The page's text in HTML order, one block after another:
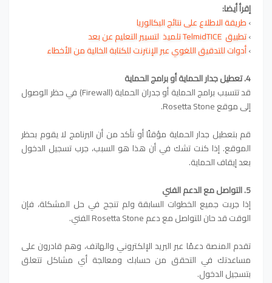
إقرأ أيضا:
›طريقة الاطلاع على نتائج البكالوريا
›تطبيق TelmidTICE تلميذ لتسيير التعليم عن بعد
›أدوات للتدقيق اللغوي عبر الإنترنت للكتابة الخالية من الأخطاء
4. تعطيل جدار الحماية أو برامج الحماية
قد تتسبب برامج الحماية أو جدران الحماية (Firewall) في حظر الوصول
إلى موقع Rosetta Stone.
قم بتعطيل جدار الحماية مؤقتًا أو تأكد من أن البرنامج لا يقوم بحظر
الموقع. إذا كنت تشك في أن هذا هو السبب، جرب تسجيل الدخول
بعد إيقاف الحماية.
5. التواصل مع الدعم الفني
إذا جربت جميع الخطوات السابقة ولم تنجح في حل المشكلة، فإن
الوقت قد حان للتواصل مع دعم Rosetta Stone الفني.
تقدم المنصة دعمًا عبر البريد الإلكتروني والهاتف، وهم قادرون على
مساعدتك في التحقق من حسابك ومعالجة أي مشاكل تتعلق
بتسجيل الدخول.